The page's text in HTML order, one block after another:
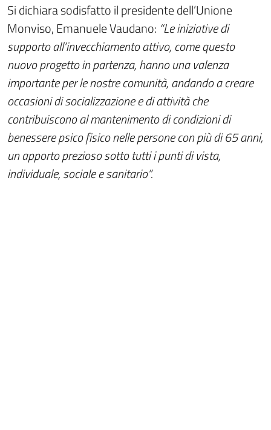
Si dichiara sodisfatto il presidente dell’Unione
Monviso, Emanuele Vaudano: “Le iniziative di
supporto all’invecchiamento attivo, come questo
nuovo progetto in partenza, hanno una valenza
importante per le nostre comunità, andando a creare
occasioni di socializzazione e di attività che
contribuiscono al mantenimento di condizioni di
benessere psico fisico nelle persone con più di 65 anni,
un apporto prezioso sotto tutti i punti di vista,
individuale, sociale e sanitario”.